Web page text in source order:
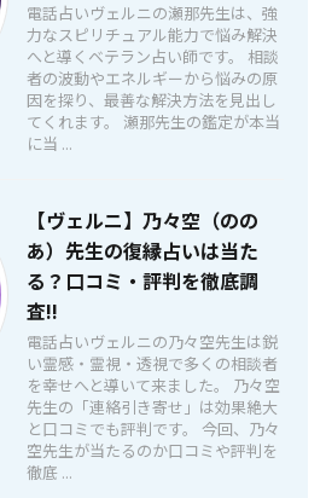
電話占いヴェルニの瀬那先生は、強
力なスピリチュアル能力で悩み解決
へと導くベテラン占い師です。 相談
者の波動やエネルギーから悩みの原
因を探り、最善な解決方法を見出し
てくれます。 瀬那先生の鑑定が本当
に当 ...
【ヴェルニ】乃々空（のの
あ）先生の復縁占いは当た
る？口コミ・評判を徹底調
査!!
電話占いヴェルニの乃々空先生は鋭
い霊感・霊視・透視で多くの相談者
を幸せへと導いて来ました。 乃々空
先生の「連絡引き寄せ」は効果絶大
と口コミでも評判です。 今回、乃々
空先生が当たるのか口コミや評判を
徹底 ...